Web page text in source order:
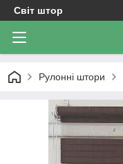
Світ штор
Рулонні штори